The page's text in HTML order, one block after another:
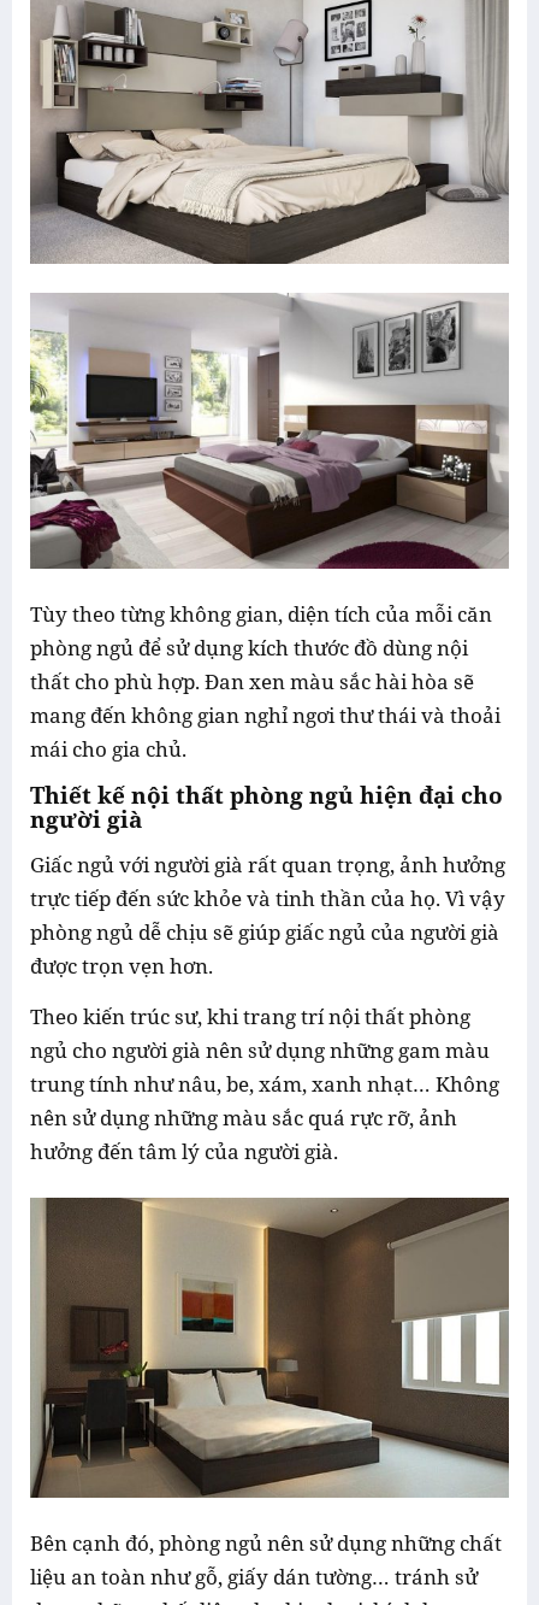
Tùy theo từng không gian, diện tích của mỗi căn
phòng ngủ để sử dụng kích thước đồ dùng nội
thất cho phù hợp. Đan xen màu sắc hài hòa sẽ
mang đến không gian nghỉ ngơi thư thái và thoải
mái cho gia chủ.
Thiết kế nội thất phòng ngủ hiện đại cho
người già
Giấc ngủ với người già rất quan trọng, ảnh hưởng
trực tiếp đến sức khỏe và tinh thần của họ. Vì vậy
phòng ngủ dễ chịu sẽ giúp giấc ngủ của người già
được trọn vẹn hơn.
Theo kiến trúc sư, khi trang trí nội thất phòng
ngủ cho người già nên sử dụng những gam màu
trung tính như nâu, be, xám, xanh nhạt… Không
nên sử dụng những màu sắc quá rực rỡ, ảnh
hưởng đến tâm lý của người già.
Bên cạnh đó, phòng ngủ nên sử dụng những chất
liệu an toàn như gỗ, giấy dán tường… tránh sử